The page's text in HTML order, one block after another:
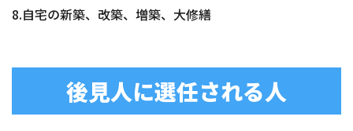
8.自宅の新築、改築、増築、大修繕
後見人に選任される人